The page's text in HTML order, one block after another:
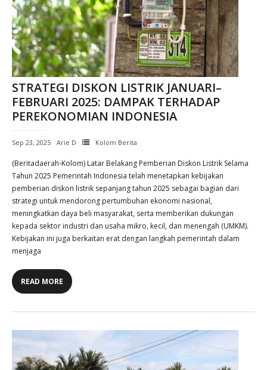
STRATEGI DISKON LISTRIK JANUARI–
FEBRUARI 2025: DAMPAK TERHADAP
PEREKONOMIAN INDONESIA
Sep 23, 2025 Arie D Kolom Berita
(Beritadaerah-Kolom) Latar Belakang Pemberian Diskon Listrik Selama
Tahun 2025 Pemerintah Indonesia telah menetapkan kebijakan
pemberian diskon listrik sepanjang tahun 2025 sebagai bagian dari
strategi untuk mendorong pertumbuhan ekonomi nasional,
meningkatkan daya beli masyarakat, serta memberikan dukungan
kepada sektor industri dan usaha mikro, kecil, dan menengah (UMKM).
Kebijakan ini juga berkaitan erat dengan langkah pemerintah dalam
menjaga
READ MORE